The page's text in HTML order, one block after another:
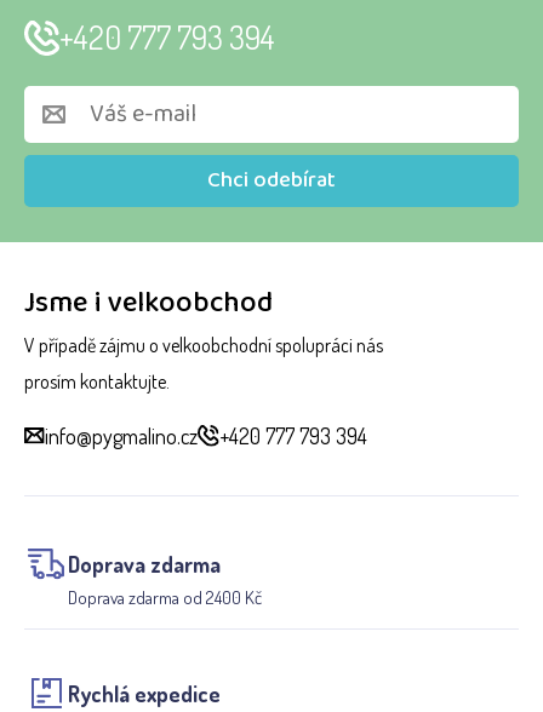
Jsme i velkoobchod
V případě zájmu o velkoobchodní spolupráci nás
prosím kontaktujte.
info@pygmalino.cz +420 777 793 394
Doprava zdarma
Doprava zdarma od 2400 Kč
Rychlá expedice
Chci odebírat
+420 777 793 394